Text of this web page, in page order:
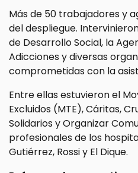
Más de 50 trabajadores y
del despliegue.
de Desarrollo Social, la
Adicciones y diversas
comprometidas con la
Entre ellas estuvieron el
Excluidos (MTE), Cáritas,
Solidarios y Organizar
profesionales de los
Gutiérrez, Rossi y El Dique.